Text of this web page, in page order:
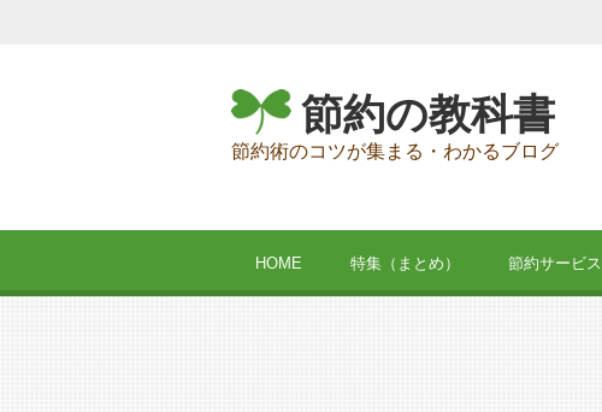
節約の教科書
節約術のコツが集まる・わかるブログ
HOME 特集（まとめ） 節約サービス